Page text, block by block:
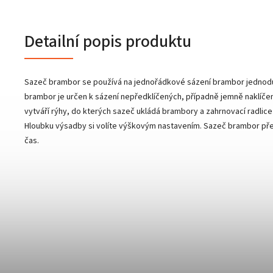
Detailní popis produktu
Sazeč brambor se používá na jednořádkové sázení brambor
brambor je určen k sázení nepředklíčených, případně jemně
vytváří rýhy, do kterých sazeč ukládá brambory a zahrnovací
Hloubku výsadby si volíte výškovým nastavením. Sazeč brambor
čas.